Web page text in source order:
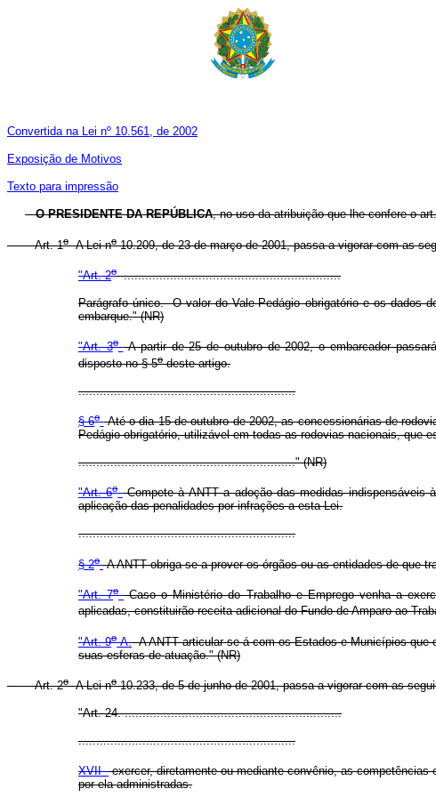
Convertida na Lei nº 10.561, de 2002
Exposição de Motivos
Texto para impressão
O PRESIDENTE DA REPÚBLICA, no uso da atribuição que lhe confere o
Art. 1oA Lei no10.209, de 23 de março de 2001, passa a vigorar com as
"Art. 2o.............................................................
Parágrafo único. O valor do Vale-Pedágio obrigatório e os dados
embarque." (NR)
"Art. 3o A partir de 25 de outubro de 2002, o embarcador
disposto no § 5odeste artigo.
.............................................................
§ 6o Até o dia 15 de outubro de 2002, as concessionárias de
Pedágio obrigatório, utilizável em todas as rodovias nacionais, que
............................................................." (NR)
"Art. 6o Compete à ANTT a adoção das medidas indispensáveis
aplicação das penalidades por infrações a esta Lei.
.............................................................
§ 2o A ANTT obriga-se a prover os órgãos ou as entidades de que
"Art. 7o Caso o Ministério do Trabalho e Emprego venha a
aplicadas, constituirão receita adicional do Fundo de Amparo ao
"Art. 9o-A.A ANTT articular-se-á com os Estados e Municípios que
suas esferas de atuação." (NR)
Art. 2oA Lei no10.233, de 5 de junho de 2001, passa a vigorar com as
"Art. 24. .............................................................
.............................................................
XVII -exercer, diretamente ou mediante convênio, as
por ela administradas.